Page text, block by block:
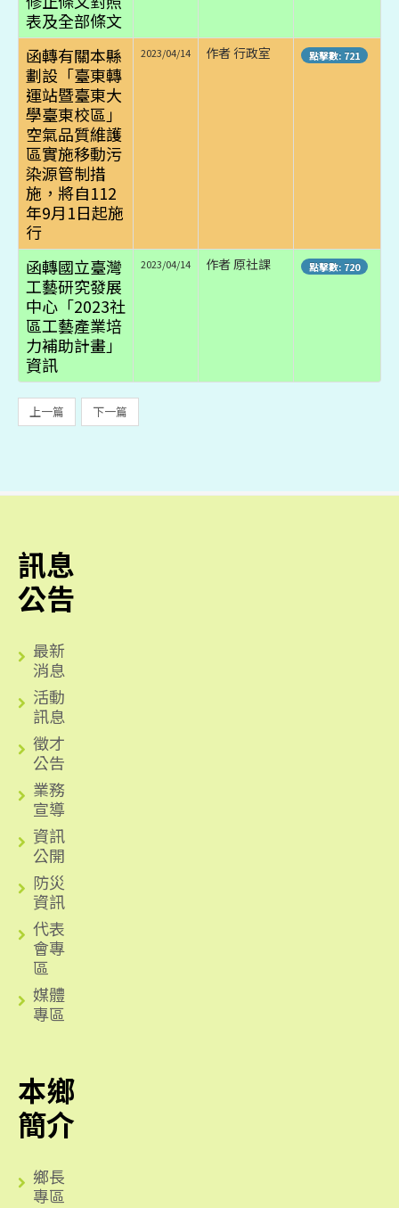
表及全部條文
函轉有關本縣
劃設「臺東轉
運站暨臺東大
學臺東校區」
空氣品質維護
區實施移動污
染源管制措
施，將自112
年9月1日起施
行
2023/04/14 作者 行政室 點擊數: 721
函轉國立臺灣
工藝研究發展
中心「2023社
區工藝產業培
力補助計畫」
資訊
2023/04/14 作者 原社課 點擊數: 720
上一篇 下一篇
訊息
公告
最新
消息
活動
訊息
徵才
公告
業務
宣導
資訊
公開
防災
資訊
代表
會專
區
媒體
專區
本鄉
簡介
鄉長
專區